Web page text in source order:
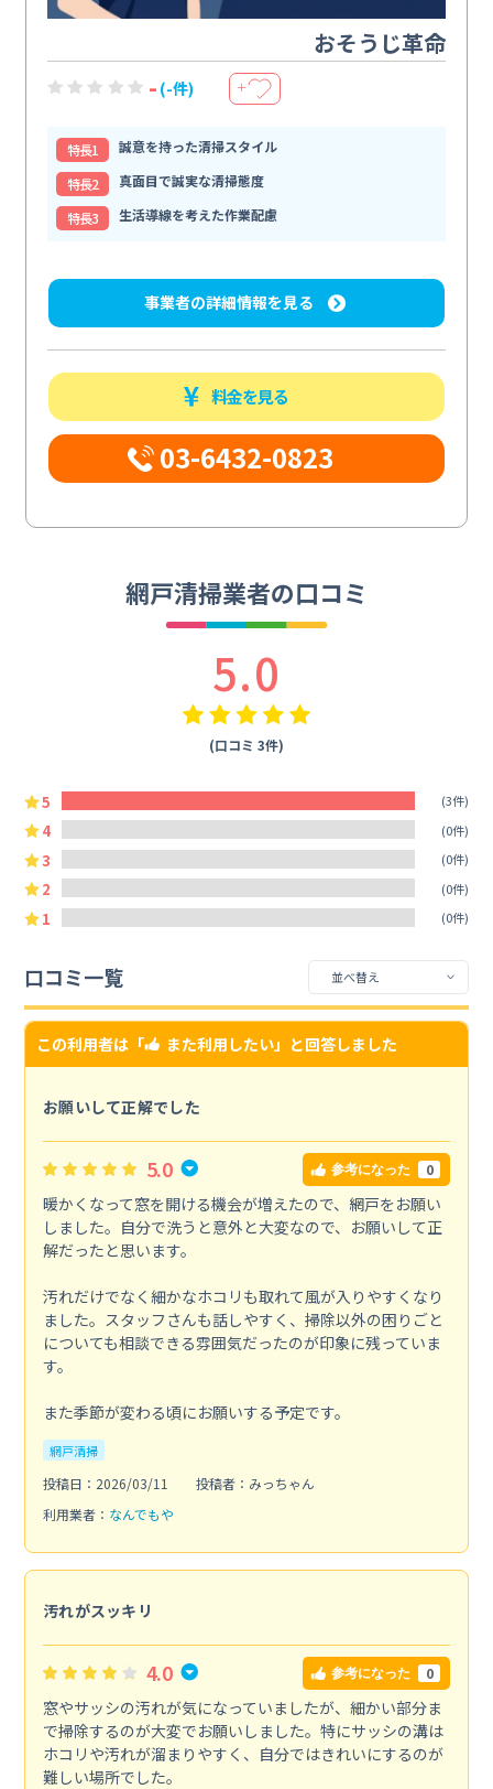
おそうじ革命
- (-件) ＋
特⻑1
誠意を持った清掃スタイル
特⻑2
真面目で誠実な清掃態度
特⻑3
生活導線を考えた作業配慮
事業者の詳細情報を見る
料金を見る
03-6432-0823
網戸清掃業者の口コミ
5.0
(口コミ 3件)
5 (3件)
4 (0件)
3 (0件)
2 (0件)
1 (0件)
口コミ一覧
この利用者は「 また利用したい」と回答しました
お願いして正解でした
5.0 参考になった 0
暖かくなって窓を開ける機会が増えたので、網戸をお願い
しました。自分で洗うと意外と大変なので、お願いして正
解だったと思います。
汚れだけでなく細かなホコリも取れて風が入りやすくなり
ました。スタッフさんも話しやすく、掃除以外の困りごと
についても相談できる雰囲気だったのが印象に残っていま
す。
また季節が変わる頃にお願いする予定です。
網戸清掃
投稿日：2026/03/11
投稿者：みっちゃん
利用業者： なんでもや
汚れがスッキリ
4.0 参考になった 0
窓やサッシの汚れが気になっていましたが、細かい部分ま
で掃除するのが大変でお願いしました。特にサッシの溝は
ホコリや汚れが溜まりやすく、自分ではきれいにするのが
難しい場所でした。